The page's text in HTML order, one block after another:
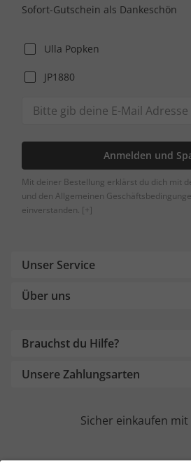
Sofort-Gutschein als Dankeschön
Ulla Popken
JP1880
Anmelden und
Mit deiner Bestellung erklärst du dich mit
und den Allgemeinen
einverstanden. [+]
Unser Service
Über uns
Brauchst du Hilfe?
Unsere Zahlungsarten
Sicher einkaufen mit